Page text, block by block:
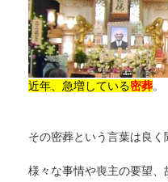
近年、急増している密葬。
その密葬という言葉は良く
様々な事情や喪主の要望、